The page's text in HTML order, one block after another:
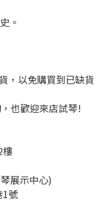
。
，以免購買到已缺貨
也歡迎來店試琴!
樓
展示中心)
1號